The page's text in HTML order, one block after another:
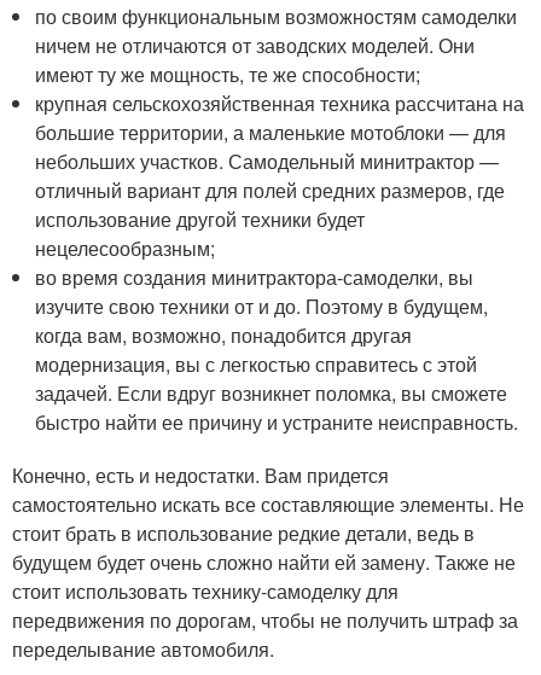
по своим функциональным возможностям самоделки
ничем не отличаются от заводских моделей. Они
имеют ту же мощность, те же способности;
крупная сельскохозяйственная техника рассчитана на
большие территории, а маленькие мотоблоки — для
небольших участков. Самодельный минитрактор —
отличный вариант для полей средних размеров, где
использование другой техники будет
нецелесообразным;
во время создания минитрактора-самоделки, вы
изучите свою техники от и до. Поэтому в будущем,
когда вам, возможно, понадобится другая
модернизация, вы с легкостью справитесь с этой
задачей. Если вдруг возникнет поломка, вы сможете
быстро найти ее причину и устраните неисправность.
Конечно, есть и недостатки. Вам придется
самостоятельно искать все составляющие элементы. Не
стоит брать в использование редкие детали, ведь в
будущем будет очень сложно найти ей замену. Также не
стоит использовать технику-самоделку для
передвижения по дорогам, чтобы не получить штраф за
переделывание автомобиля.